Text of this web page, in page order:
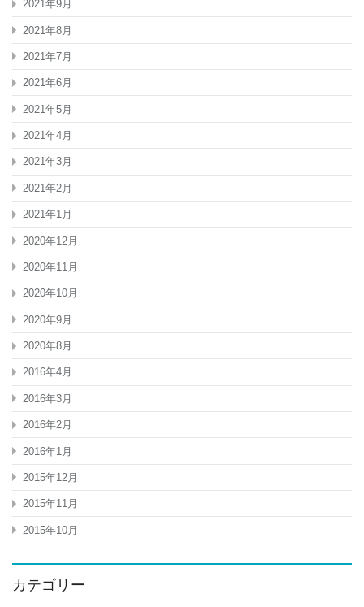
2021年9月
2021年8月
2021年7月
2021年6月
2021年5月
2021年4月
2021年3月
2021年2月
2021年1月
2020年12月
2020年11月
2020年10月
2020年9月
2020年8月
2016年4月
2016年3月
2016年2月
2016年1月
2015年12月
2015年11月
2015年10月
カテゴリー